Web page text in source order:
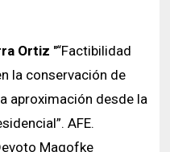
Ortiz "“Factibilidad
la conservación de
aproximación desde la
AFE.
Magofke